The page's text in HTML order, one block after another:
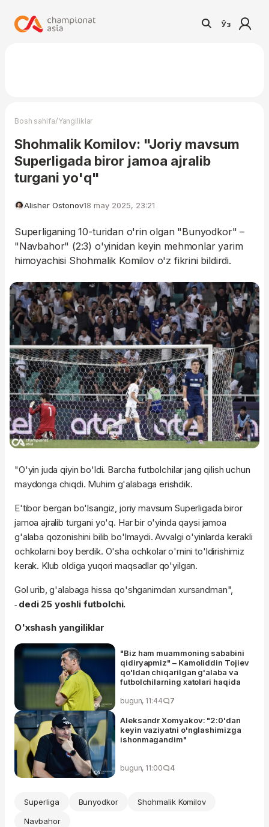
Ўз
Bosh sahifa/Yangiliklar
Shohmalik Komilov: "Joriy mavsum
Superligada biror jamoa ajralib
turgani yo'q"
Alisher Ostonov18 may 2025, 23:21
Superliganing 10-turidan o'rin olgan "Bunyodkor" –
"Navbahor" (2:3) o'yinidan keyin mehmonlar yarim
himoyachisi Shohmalik Komilov o'z fikrini bildirdi.
"O'yin juda qiyin bo'ldi. Barcha futbolchilar jang qilish uchun
maydonga chiqdi. Muhim g'alabaga erishdik.
E'tibor bergan bo'lsangiz, joriy mavsum Superligada biror
jamoa ajralib turgani yo'q. Har bir o'yinda qaysi jamoa
g'alaba qozonishini bilib bo'lmaydi. Avvalgi o'yinlarda kerakli
ochkolarni boy berdik. O'sha ochkolar o'rnini to'ldirishimiz
kerak. Klub oldiga yuqori maqsadlar qo'yilgan.
Gol urib, g'alabaga hissa qo'shganimdan xursandman",
- dedi 25 yoshli futbolchi.
O'xshash yangiliklar
"Biz ham muammoning sababini
qidiryapmiz" – Kamoliddin Tojiev
qo'ldan chiqarilgan g'alaba va
futbolchilarning xatolari haqida
bugun, 11:44 7
Aleksandr Xomyakov: "2:0'dan
keyin vaziyatni o'nglashimizga
ishonmagandim"
bugun, 11:00 4
Superliga Bunyodkor
Shohmalik Komilov
Navbahor